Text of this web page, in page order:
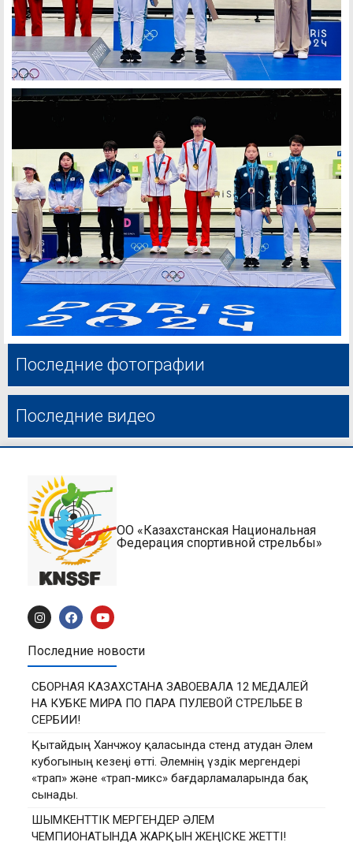
Последние фотографии
Последние видео
ОО «Казахстанская Национальная
Федерация спортивной стрельбы»
Последние новости
СБОРНАЯ КАЗАХСТАНА ЗАВОЕВАЛА 12 МЕДАЛЕЙ
НА КУБКЕ МИРА ПО ПАРА ПУЛЕВОЙ СТРЕЛЬБЕ В
СЕРБИИ!
Қытайдың Ханчжоу қаласында стенд атудан Әлем
кубогының кезеңі өтті. Әлемнің үздік мергендері
«трап» және «трап-микс» бағдарламаларында бақ
сынады.
ШЫМКЕНТТІК МЕРГЕНДЕР ӘЛЕМ
ЧЕМПИОНАТЫНДА ЖАРҚЫН ЖЕҢІСКЕ ЖЕТТІ!